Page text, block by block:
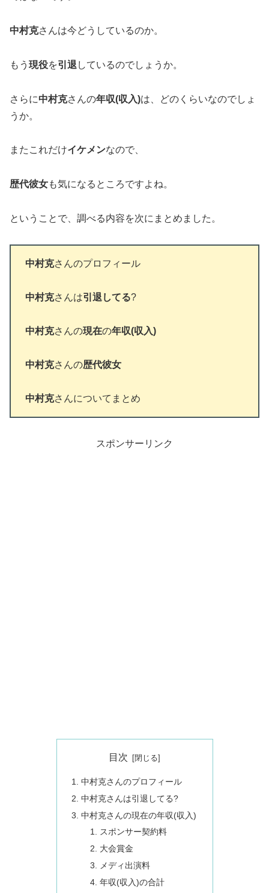
中村克さんは今どうしているのか。
もう 現役を引退 しているのでしょうか。
さらに中村克さんの年収(収入)は、どのくらいなのでしょ
うか。
またこれだけイケメンなので、
歴代彼女も気になるところですよね。
ということで、調べる内容を次にまとめました。
中村克さんのプロフィール
中村克さんは引退してる?
中村克さんの現在の年収(収入)
中村克さんの歴代彼女
中村克さんについてまとめ
スポンサーリンク
目次
中村克さんのプロフィール
中村克さんは引退してる?
中村克さんの現在の年収(収入)
スポンサー契約料
大会賞金
メディ出演料
年収(収入)の合計